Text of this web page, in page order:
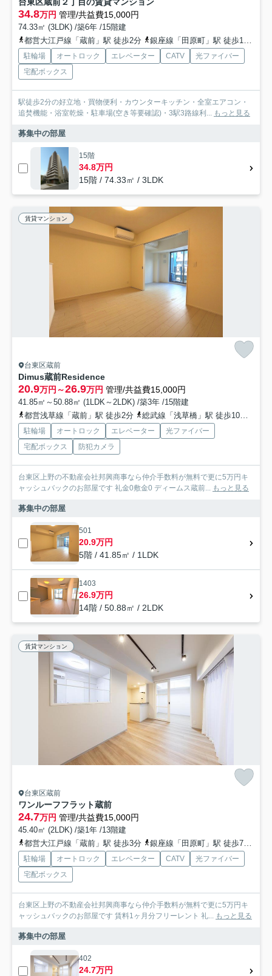
台東区蔵前２丁目の賃貸マンション
34.8万円 管理/共益費15,000円
74.33㎡ (3LDK) /築6年 /15階建
都営大江戸線「蔵前」駅 徒歩2分
銀座線「田原町」駅 徒歩10分
駐輪場 オートロック エレベーター CATV
光ファイバー
宅配ボックス
駅徒歩2分の好立地・買物便利・カウンターキッチン・全室エアコン・
追焚機能・浴室乾燥・駐車場(空き等要確認)・3駅3路線利... もっと見る
募集中の部屋
15階
34.8万円
15階 / 74.33㎡ / 3LDK
賃貸マンション
台東区蔵前
Dimus蔵前Residence
20.9万円～26.9万円 管理/共益費15,000円
41.85㎡～50.88㎡ (1LDK～2LDK) /築3年 /15階建
都営浅草線「蔵前」駅 徒歩2分
総武線「浅草橋」駅 徒歩10分
駐輪場 オートロック エレベーター
光ファイバー
宅配ボックス
防犯カメラ
台東区上野の不動産会社邦興商事なら仲介手数料が無料で更に5万円キ
ャッシュバックのお部屋です 礼金0敷金0 ディームス蔵前... もっと見る
募集中の部屋
501
20.9万円
5階 / 41.85㎡ / 1LDK
1403
26.9万円
14階 / 50.88㎡ / 2LDK
賃貸マンション
台東区蔵前
ワンルーフフラット蔵前
24.7万円 管理/共益費15,000円
45.40㎡ (2LDK) /築1年 /13階建
都営大江戸線「蔵前」駅 徒歩3分
銀座線「田原町」駅 徒歩7分
駐輪場 オートロック エレベーター CATV
光ファイバー
宅配ボックス
台東区上野の不動産会社邦興商事なら仲介手数料が無料で更に5万円キ
ャッシュバックのお部屋です 賃料1ヶ月分フリーレント 礼... もっと見る
募集中の部屋
402
24.7万円